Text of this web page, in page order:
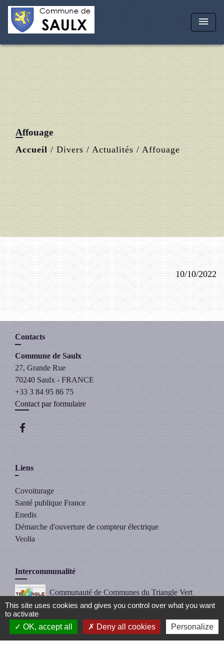
menu
Affouage
Accueil / Divers / Actualités / Affouage
10/10/2022
Contacts
Commune de Saulx
27, Grande Rue
70240 Saulx - FRANCE
+33 3 84 95 86 75
Contact par formulaire
Liens
Covoiturage
Santé publique France
Enedis
Démarche d'ouverture de compteur électrique
Veolia
Intercommunalité
Communauté de Communes du Triangle Vert
(CCTV)
Mentions légales - Politique de confidentialité -
This site uses cookies and gives you control over what you want
to activate
OK, accept all
Deny all cookies Personalize